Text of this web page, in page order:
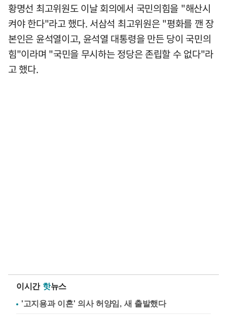
황명선 최고위원도 이날 회의에서 국민의힘을 "해산시
켜야 한다"라고 했다. 서삼석 최고위원은 "평화를 깬 장
본인은 윤석열이고, 윤석열 대통령을 만든 당이 국민의
힘"이라며 "국민을 무시하는 정당은 존립할 수 없다"라
고 했다.
이시간 핫뉴스
'고지용과 이혼' 의사 허양임, 새 출발했다